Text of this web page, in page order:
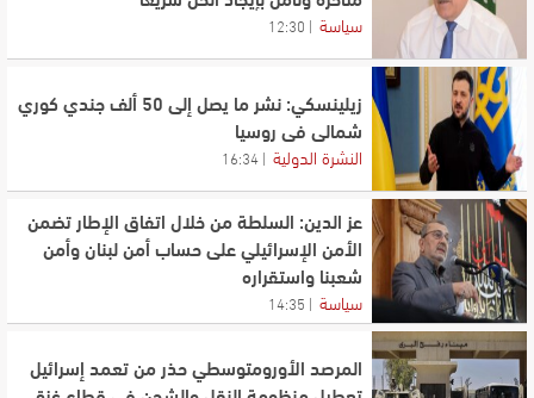
سياسة 12:30
زيلينسكي: نشر ما يصل إلى 50 ألف جندي كوري
شمالي في روسيا
النشرة الدولية 16:34
عز الدين: السلطة من خلال اتفاق الإطار تضمن
الأمن الإسرائيلي على حساب أمن لبنان وأمن
شعبنا واستقراره
سياسة 14:35
المرصد الأورومتوسطي حذر من تعمد إسرائيل